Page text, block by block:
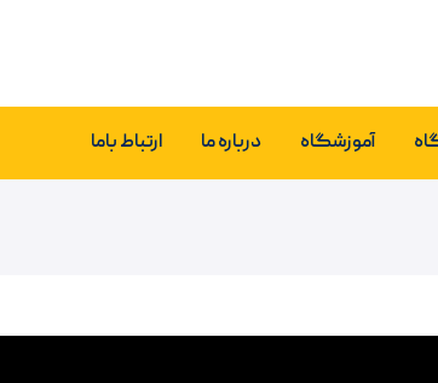
آموزشگاه درباره ما ارتباط باما